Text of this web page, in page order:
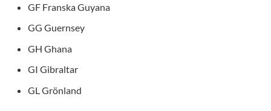
GF Franska Guyana
GG Guernsey
GH Ghana
GI Gibraltar
GL Grönland